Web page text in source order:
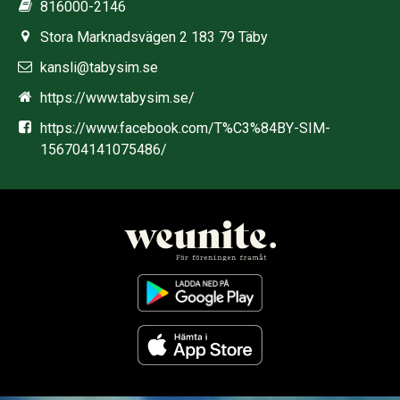
816000-2146
Stora Marknadsvägen 2 183 79 Täby
kansli@tabysim.se
https://www.tabysim.se/
https://www.facebook.com/T%C3%84BY-SIM-
156704141075486/